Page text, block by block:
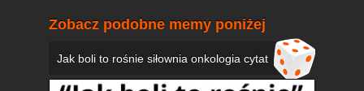
Zobacz podobne memy poniżej
Jak boli to rośnie siłownia onkologia cytat